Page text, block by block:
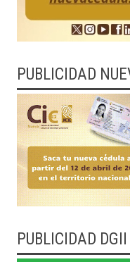
PUBLICIDAD
PUBLICIDAD DGII